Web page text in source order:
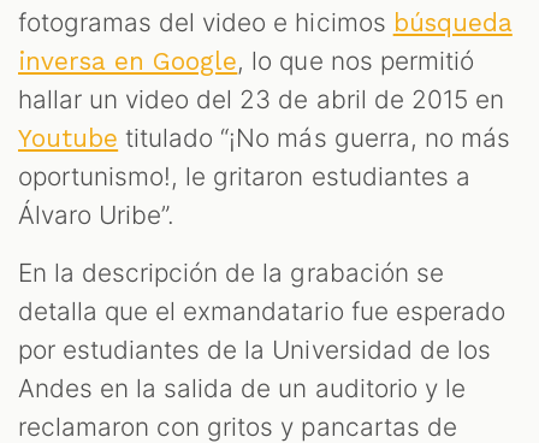
fotogramas del video e hicimos búsqueda
inversa en Google, lo que nos permitió
hallar un video del 23 de abril de 2015 en
Youtube titulado “¡No más guerra, no más
oportunismo!, le gritaron estudiantes a
Álvaro Uribe”.
En la descripción de la grabación se
detalla que el exmandatario fue esperado
por estudiantes de la Universidad de los
Andes en la salida de un auditorio y le
reclamaron con gritos y pancartas de